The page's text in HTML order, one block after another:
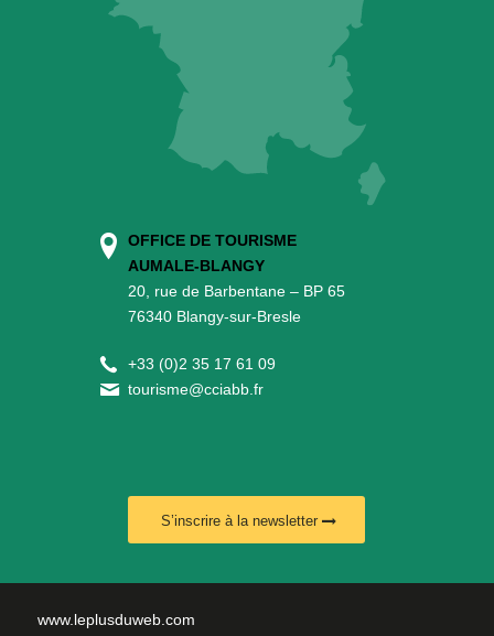
OFFICE DE TOURISME
AUMALE-BLANGY
20, rue de Barbentane – BP 65
76340 Blangy-sur-Bresle
+33 (0)2 35 17 61 09
tourisme@cciabb.fr
S’inscrire à la newsletter
www.leplusduweb.com